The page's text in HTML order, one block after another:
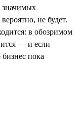
значимых
не будет.
в обозримом
— и если
пока